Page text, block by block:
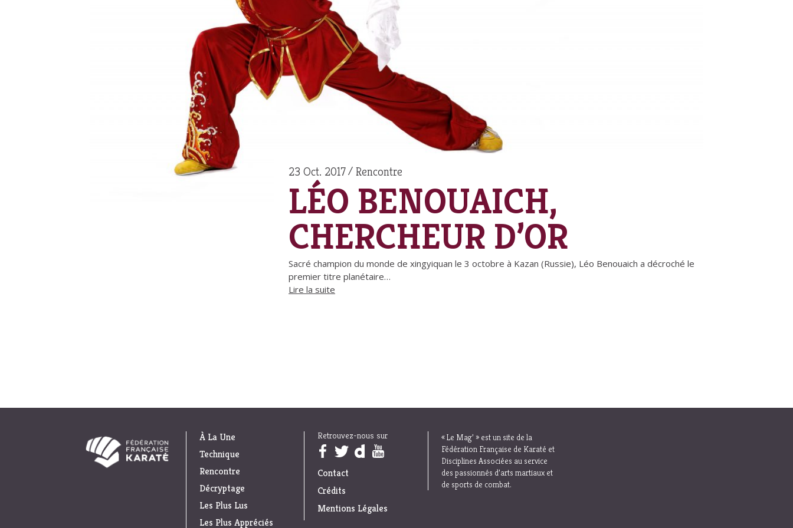
23 Oct. 2017 Rencontre
LÉO BENOUAICH,
CHERCHEUR D’OR
Sacré champion du monde de xingyiquan le 3 octobre à Kazan (Russie), Léo Benouaich a décroché le
premier titre planétaire…
Lire la suite
À La Une
Technique
Rencontre
Décryptage
Les Plus Lus
Les Plus Appréciés
Retrouvez-nous sur
Trouvez nous sur :
Contact
Crédits
Mentions Légales
« Le Mag’ » est un site de la
Fédération Française de Karaté et
Disciplines Associées au service
des passionnés d’arts martiaux et
de sports de combat.